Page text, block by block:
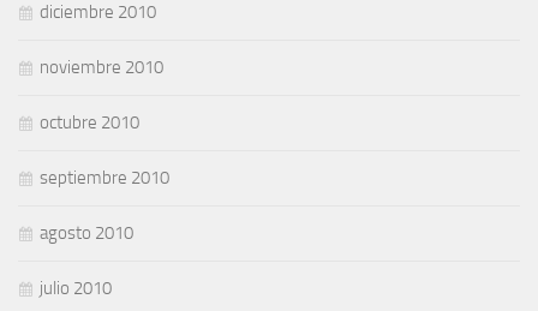
diciembre 2010
noviembre 2010
octubre 2010
septiembre 2010
agosto 2010
julio 2010